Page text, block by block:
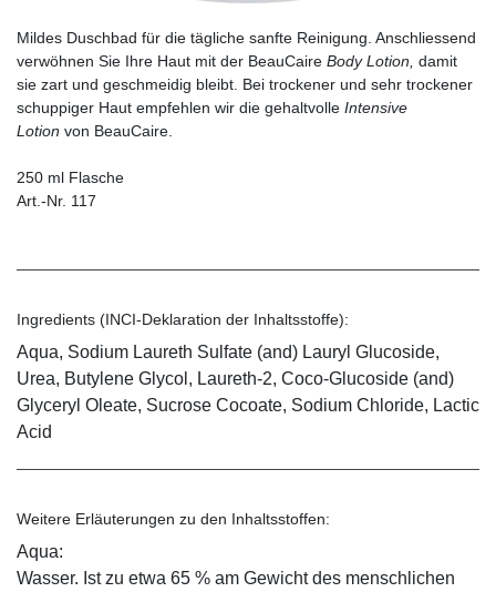
Mildes Duschbad für die tägliche sanfte Reinigung. Anschliessend
verwöhnen Sie Ihre Haut mit der BeauCaire Body Lotion, damit
sie zart und geschmeidig bleibt. Bei trockener und sehr trockener
schuppiger Haut empfehlen wir die gehaltvolle Intensive
Lotion von BeauCaire.
250 ml Flasche
Art.-Nr. 117
Ingredients (INCI-Deklaration der Inhaltsstoffe):
Aqua, Sodium Laureth Sulfate (and) Lauryl Glucoside,
Urea, Butylene Glycol, Laureth-2, Coco-Glucoside (and)
Glyceryl Oleate, Sucrose Cocoate, Sodium Chloride, Lactic
Acid
Weitere Erläuterungen zu den Inhaltsstoffen:
Aqua:
Wasser. Ist zu etwa 65 % am Gewicht des menschlichen